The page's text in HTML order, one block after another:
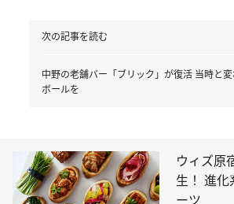
次の記事を読む
中野の老舗バー「ブリック」が復活 当時と
ボールを
ウィズ原
生！ 進化
ーツ